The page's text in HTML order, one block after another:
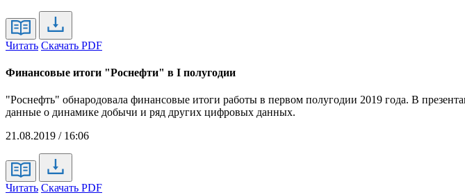
Читать Скачать PDF
Финансовые итоги "Роснефти" в I полугодии
"Роснефть" обнародовала финансовые итоги работы в первом полугодии 2019 года. В
данные о динамике добычи и ряд других цифровых данных.
21.08.2019 / 16:06
Читать Скачать PDF